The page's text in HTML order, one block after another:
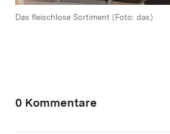
Das fleischlose Sortiment (Foto: das)
0 Kommentare